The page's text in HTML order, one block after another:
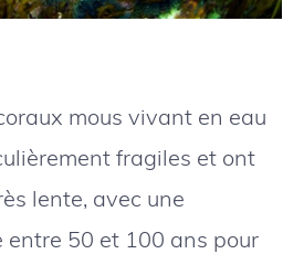
mous vivant en eau
fragiles et ont
lente, avec une
entre 50 et 100 ans pour